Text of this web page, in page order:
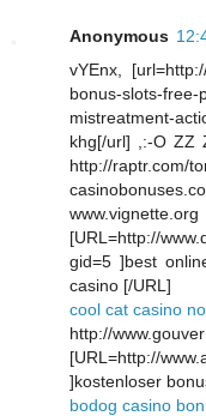
Anonymous
vYEnx,
bonus-slots-free-
mistreatment-
khg[/url] ,:-O ZZ
http://
www.vignette.org
[URL=http://
gid=5 ]best
casino [/URL]
cool cat casino
http://
[URL=http://
]kostenloser
bodog casino